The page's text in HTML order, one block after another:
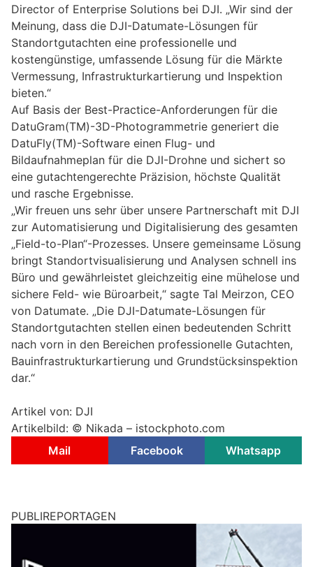
Director of Enterprise Solutions bei DJI. „Wir sind der
Meinung, dass die DJI-Datumate-Lösungen für
Standortgutachten eine professionelle und
kostengünstige, umfassende Lösung für die Märkte
Vermessung, Infrastrukturkartierung und Inspektion
bieten.“
Auf Basis der Best-Practice-Anforderungen für die
DatuGram(TM)-3D-Photogrammetrie generiert die
DatuFly(TM)-Software einen Flug- und
Bildaufnahmeplan für die DJI-Drohne und sichert so
eine gutachtengerechte Präzision, höchste Qualität
und rasche Ergebnisse.
„Wir freuen uns sehr über unsere Partnerschaft mit DJI
zur Automatisierung und Digitalisierung des gesamten
„Field-to-Plan“-Prozesses. Unsere gemeinsame Lösung
bringt Standortvisualisierung und Analysen schnell ins
Büro und gewährleistet gleichzeitig eine mühelose und
sichere Feld- wie Büroarbeit,“ sagte Tal Meirzon, CEO
von Datumate. „Die DJI-Datumate-Lösungen für
Standortgutachten stellen einen bedeutenden Schritt
nach vorn in den Bereichen professionelle Gutachten,
Bauinfrastrukturkartierung und Grundstücksinspektion
dar.“
Artikel von: DJI
Artikelbild: © Nikada – istockphoto.com
Mail
Facebook Whatsapp
PUBLIREPORTAGEN